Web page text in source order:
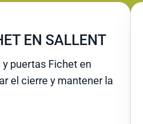
EN SALLENT
puertas Fichet en
el cierre y mantener la